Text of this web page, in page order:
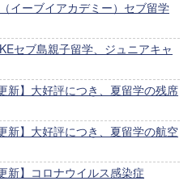
イーブイアカデミー）セブ留学
セブ島親子留学、ジュニアキャ
新】大好評につき、夏留学の残席
新】大好評につき、夏留学の航空
新】コロナウイルス感染症